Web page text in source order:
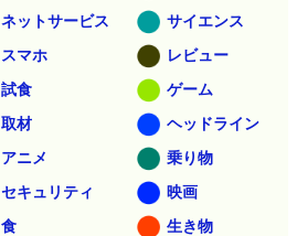
ネットサービス
サイエンス
スマホ
レビュー
試食
ゲーム
取材
ヘッドライン
アニメ
乗り物
セキュリティ
映画
食
生き物